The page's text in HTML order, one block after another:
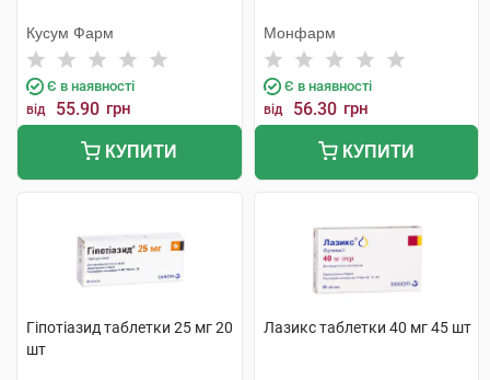
Кусум Фарм
Є в наявності
від 55.90 грн
КУПИТИ
Монфарм
Є в наявності
від 56.30 грн
КУПИТИ
Гіпотіазид таблетки 25 мг 20
шт
Лазикс таблетки 40 мг 45 шт